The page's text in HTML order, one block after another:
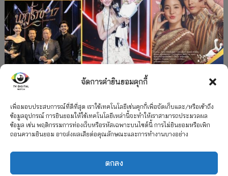
จัดการคำยินยอมคุกกี้
เพื่อมอบประสบการณ์ที่ดีที่สุด เราใช้เทคโนโลยีเช่นคุกกี้เพื่อจัดเก็บและ/หรือเข้าถึง
ข้อมูลอุปกรณ์ การยินยอมให้ใช้เทคโนโลยีเหล่านี้จะทำให้เราสามารถประมวลผล
ข้อมูล เช่น พฤติกรรมการท่องเว็บหรือรหัสเฉพาะบนไซต์นี้ การไม่ยินยอมหรือเพิก
ถอนความยินยอม อาจส่งผลเสียต่อคุณลักษณะและการทำงานบางอย่าง
ตกลง
”คุณพี่เจ้าขาดิฉันเป็นห่านมิใช่หงส์” กวาดรางวัล
เพียบ จาก 8 เวที
2026 TV Digital Watch All Rights Reserved.